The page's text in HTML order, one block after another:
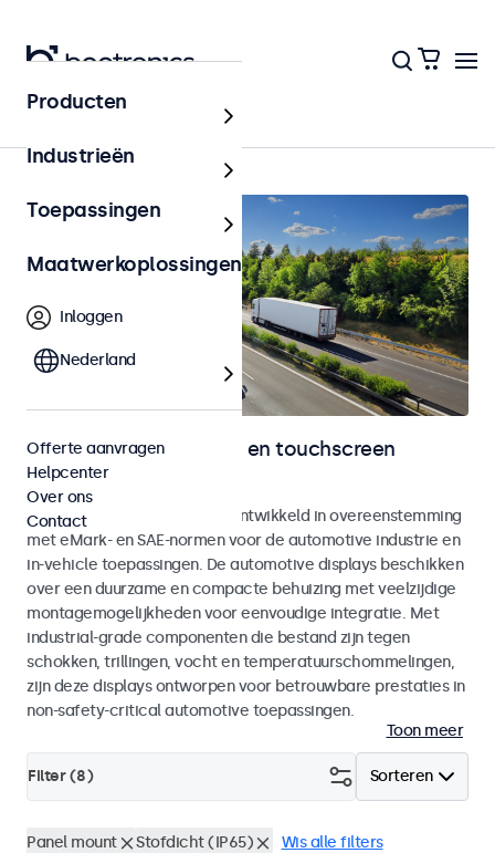
Home
Automotive monitoren en touchscreen
displays
Monitoren en touchscreens ontwikkeld in overeenstemming
met eMark- en SAE-normen voor de automotive industrie en
in-vehicle toepassingen. De automotive displays beschikken
over een duurzame en compacte behuizing met veelzijdige
montagemogelijkheden voor eenvoudige integratie. Met
industrial-grade componenten die bestand zijn tegen
schokken, trillingen, vocht en temperatuurschommelingen,
zijn deze displays ontworpen voor betrouwbare prestaties in
non-safety-critical automotive toepassingen.
Toon meer
Sorteren
Filter (8)
Panel mount Stofdicht (IP65) Wis alle filters
Producten
Industrieën
Toepassingen
Maatwerkoplossingen
Inloggen
Nederland
Offerte aanvragen
Helpcenter
Over ons
Contact